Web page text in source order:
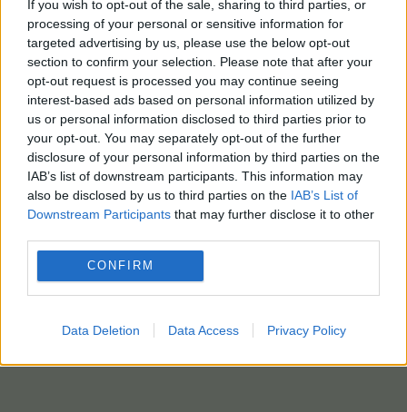
If you wish to opt-out of the sale, sharing to third parties, or
processing of your personal or sensitive information for
targeted advertising by us, please use the below opt-out
section to confirm your selection. Please note that after your
opt-out request is processed you may continue seeing
interest-based ads based on personal information utilized by
us or personal information disclosed to third parties prior to
your opt-out. You may separately opt-out of the further
disclosure of your personal information by third parties on the
IAB’s list of downstream participants. This information may
also be disclosed by us to third parties on the IAB’s List of
Downstream Participants that may further disclose it to other
CONFIRM
Data Deletion Data Access Privacy Policy